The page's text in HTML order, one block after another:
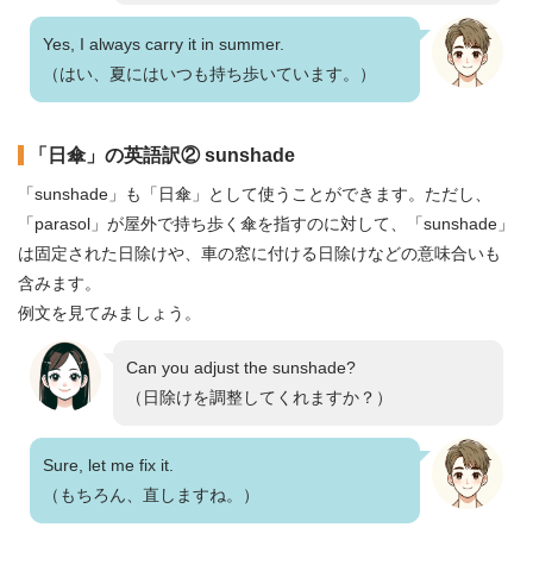
Yes, I always carry it in summer.
（はい、夏にはいつも持ち歩いています。）
「日傘」の英語訳② sunshade
「sunshade」も「日傘」として使うことができます。ただし、
「parasol」が屋外で持ち歩く傘を指すのに対して、「sunshade」
は固定された日除けや、車の窓に付ける日除けなどの意味合いも
含みます。
例文を見てみましょう。
Can you adjust the sunshade?
（日除けを調整してくれますか？）
Sure, let me fix it.
（もちろん、直しますね。）